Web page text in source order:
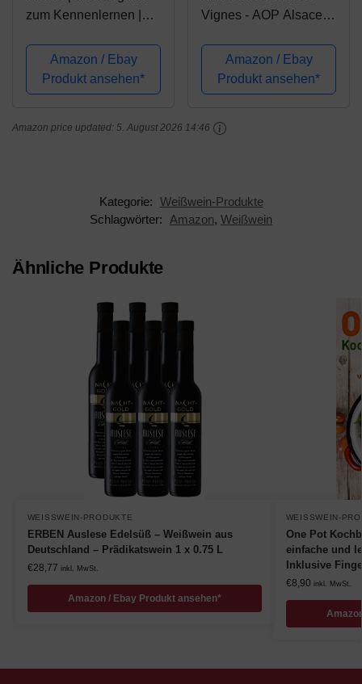
zum Kennenlernen |
italienischem
Weißwein (3 x 0.75 l)
Amazon / Ebay
Produkt ansehen*
Vignes - AOP Alsace
Trocken (1 x 0.75 l)
Amazon / Ebay
Produkt ansehen*
Amazon price updated: 5. August 2026 14:46
Kategorie: Weißwein-Produkte
Schlagwörter:
Amazon, Weißwein
Ähnliche Produkte
WEISSWEIN-PRODUKTE
ERBEN Auslese Edelsüß – Weißwein aus
Deutschland – Prädikatswein 1 x 0.75 L
€28,77 inkl. MwSt.
Amazon / Ebay Produkt ansehen*
WEISSWEIN-
One Pot
einfache und
Inklusive
€8,90 inkl. MwSt.